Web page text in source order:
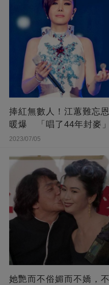
捧紅無數人！江蕙難忘
暖爆 「唱了44年封麥
2023/07/05
她艷而不俗媚而不嬌，